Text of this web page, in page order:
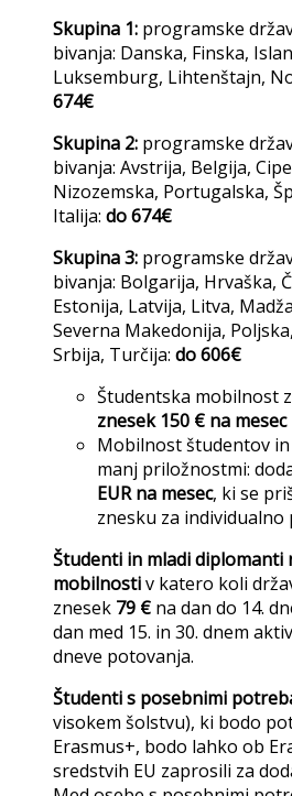
Skupina 1: programske
bivanja: Danska, Finska,
Luksemburg, Lihtenštajn,
674€
Skupina 2: programske
bivanja: Avstrija, Belgija,
Nizozemska, Portugalska,
Italija: do 674€
Skupina 3: programske
bivanja: Bolgarija, Hrvaška,
Estonija, Latvija, Litva,
Severna Makedonija,
Srbija, Turčija: do 606€
Študentska mobilnost
znesek 150 € na mesec
Mobilnost študentov
manj priložnostmi:
EUR na mesec, ki se
znesku za
Študenti in mladi
mobilnostiv katero koli
znesek 79 € na dan do 14.
dan med 15. in 30. dnem
dneve potovanja.
Študenti s posebnimi
visokem šolstvu), ki bodo
Erasmus+, bodo lahko ob
sredstvih EU zaprosili za